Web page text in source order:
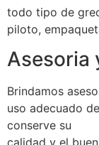
todo tipo de
piloto,
Asesoria
Brindamos
uso adecuado
conserve su